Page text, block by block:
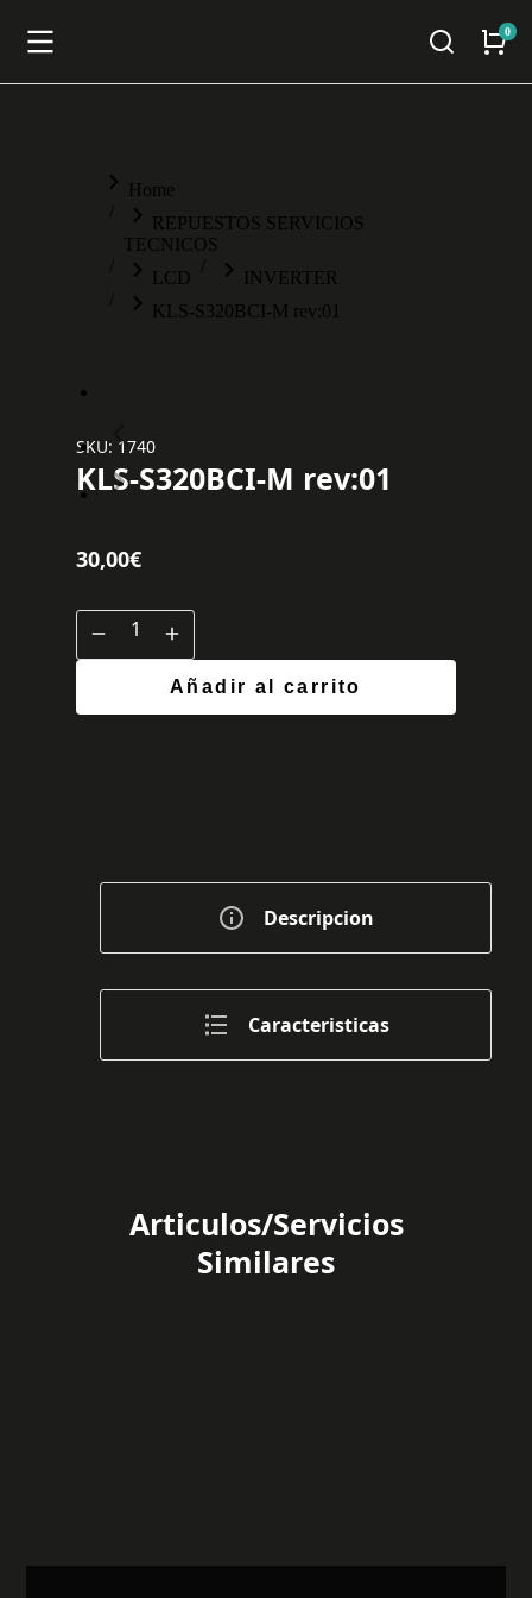
You are here:
Home
REPUESTOS SERVICIOS
TECNICOS
LCD
INVERTER
KLS-S320BCI-M rev:01
SKU: 1740
KLS-S320BCI-M rev:01
30,00€
Añadir al carrito
Descripcion
Caracteristicas
Articulos/Servicios
Similares